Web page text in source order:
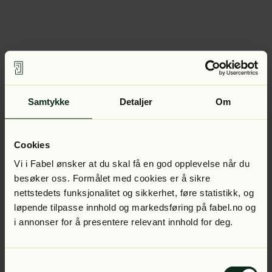
Samtykke Detaljer Om
Cookies
Vi i Fabel ønsker at du skal få en god opplevelse når du
besøker oss. Formålet med cookies er å sikre
nettstedets funksjonalitet og sikkerhet, føre statistikk, og
løpende tilpasse innhold og markedsføring på fabel.no og
i annonser for å presentere relevant innhold for deg.